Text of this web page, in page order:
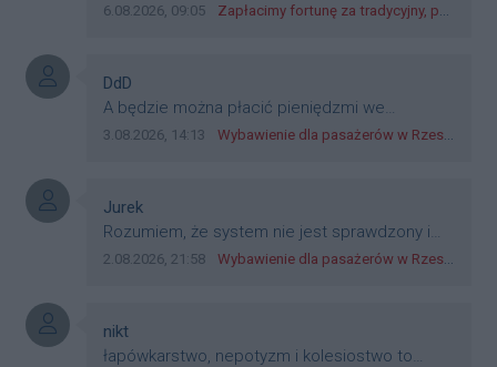
Data dodania komentarza:
6.08.2026, 09:05 Źródło komentarza:
Zapłacimy fortunę za tradycyjny, polski obiad?! Ceny ziemniaków w skupach skoczyły o 265 procent!
Autor komentarza:
DdD
Treść komentarza:
A będzie można płacić pieniędzmi we
wszystkich? Bo banknoty emitowane przez
plastik czy inne bliki. Zakrawa na
dyskryminację.
Data dodania komentarza:
3.08.2026, 14:13 Źródło komentarza:
Wybawienie dla pasażerów w Rzeszowie? W mieście ruszyły testy nowego rozwiązania
Autor komentarza:
Jurek
Treść komentarza:
Rozumiem, że system nie jest sprawdzony i
przetestowany. Wybieram się z mim młodym
przejazdów dadzą radę. Albo ogarną, jak to
teraz młode ludzie mówią.
Data dodania komentarza:
2.08.2026, 21:58 Źródło komentarza:
Wybawienie dla pasażerów w Rzeszowie? W mieście ruszyły testy nowego rozwiązania
Autor komentarza:
nikt
Treść komentarza:
łapówkarstwo, nepotyzm i kolesiostwo to